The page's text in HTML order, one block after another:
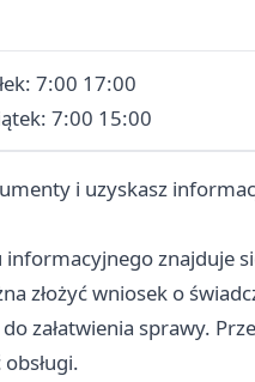
7:00 17:00
7:00 15:00
i uzyskasz
znajduje
złożyć wniosek o
załatwienia sprawy.